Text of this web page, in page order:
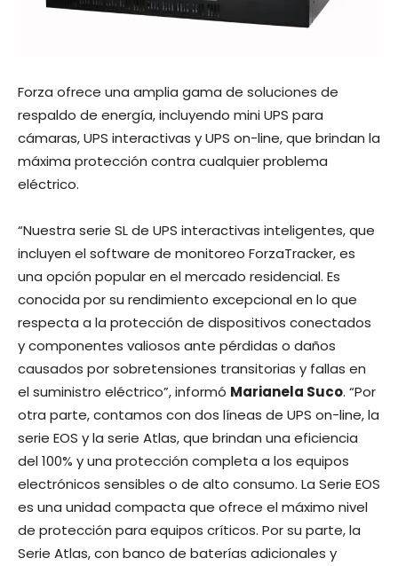
Forza ofrece una amplia gama de soluciones de
respaldo de energía, incluyendo mini UPS para
cámaras, UPS interactivas y UPS on-line, que brindan la
máxima protección contra cualquier problema
eléctrico.
“Nuestra serie SL de UPS interactivas inteligentes, que
incluyen el software de monitoreo ForzaTracker, es
una opción popular en el mercado residencial. Es
conocida por su rendimiento excepcional en lo que
respecta a la protección de dispositivos conectados
y componentes valiosos ante pérdidas o daños
causados por sobretensiones transitorias y fallas en
el suministro eléctrico”, informó Marianela Suco. “Por
otra parte, contamos con dos líneas de UPS on-line, la
serie EOS y la serie Atlas, que brindan una eficiencia
del 100% y una protección completa a los equipos
electrónicos sensibles o de alto consumo. La Serie EOS
es una unidad compacta que ofrece el máximo nivel
de protección para equipos críticos. Por su parte, la
Serie Atlas, con banco de baterías adicionales y